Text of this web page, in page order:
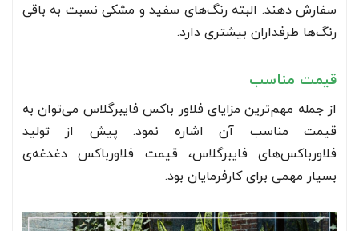
سفارش دهند. البته رنگ‌های سفید و مشکی نسبت به باقی
رنگ‌ها طرفداران بیشتری دارد.
قیمت مناسب
از جمله مهم‌ترین مزایای فلاور باکس فایبرگلاس می‌توان به
قیمت مناسب آن اشاره نمود. پیش از تولید
فلاورباکس‌های فایبرگلاس، قیمت فلاورباکس دغدغه‌ی
بسیار مهمی برای کارفرمایان بود.